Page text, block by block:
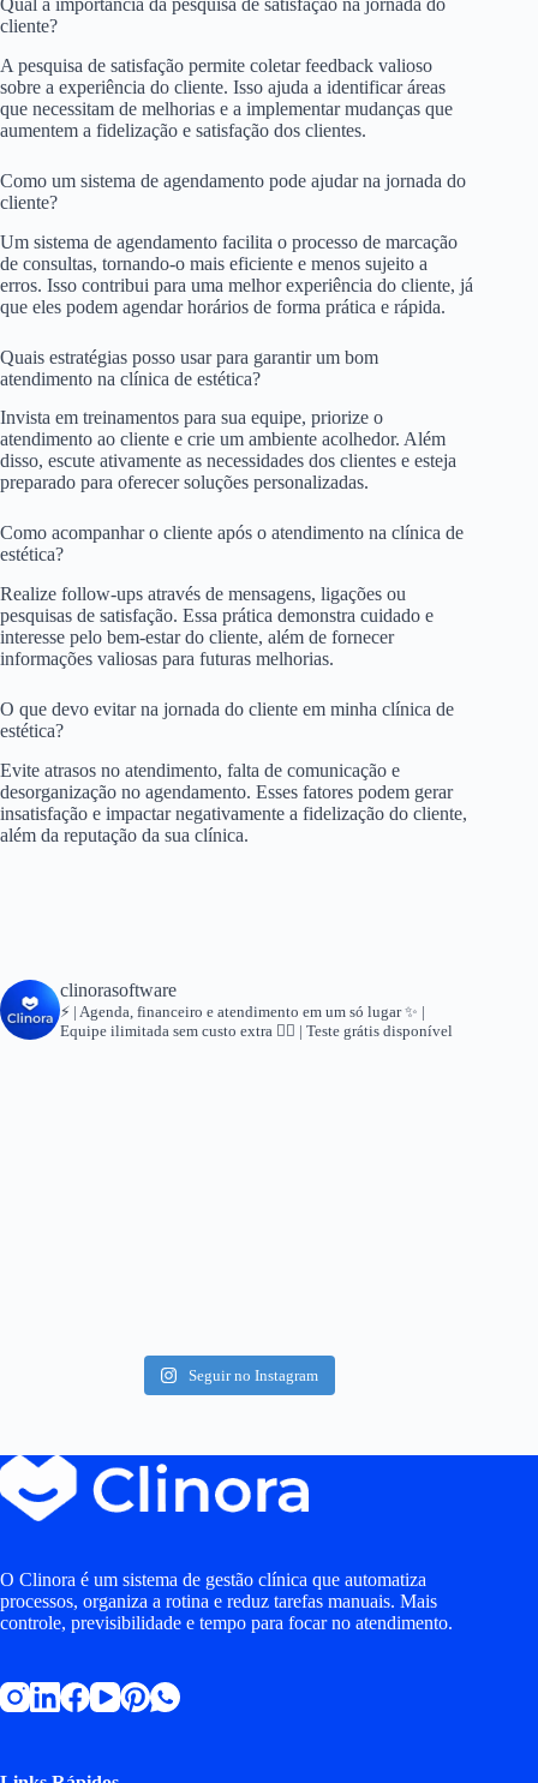
Qual a importância da pesquisa de satisfação na jornada do
cliente?
A pesquisa de satisfação permite coletar feedback valioso
sobre a experiência do cliente. Isso ajuda a identificar áreas
que necessitam de melhorias e a implementar mudanças que
aumentem a fidelização e satisfação dos clientes.
Como um sistema de agendamento pode ajudar na jornada do
cliente?
Um sistema de agendamento facilita o processo de marcação
de consultas, tornando-o mais eficiente e menos sujeito a
erros. Isso contribui para uma melhor experiência do cliente, já
que eles podem agendar horários de forma prática e rápida.
Quais estratégias posso usar para garantir um bom
atendimento na clínica de estética?
Invista em treinamentos para sua equipe, priorize o
atendimento ao cliente e crie um ambiente acolhedor. Além
disso, escute ativamente as necessidades dos clientes e esteja
preparado para oferecer soluções personalizadas.
Como acompanhar o cliente após o atendimento na clínica de
estética?
Realize follow-ups através de mensagens, ligações ou
pesquisas de satisfação. Essa prática demonstra cuidado e
interesse pelo bem-estar do cliente, além de fornecer
informações valiosas para futuras melhorias.
O que devo evitar na jornada do cliente em minha clínica de
estética?
Evite atrasos no atendimento, falta de comunicação e
desorganização no agendamento. Esses fatores podem gerar
insatisfação e impactar negativamente a fidelização do cliente,
além da reputação da sua clínica.
clinorasoftware
⚡ | Agenda, financeiro e atendimento em um só lugar✨ |
Equipe ilimitada sem custo extra 👇🏻 | Teste grátis disponível
Seguir no Instagram
O Clinora é um sistema de gestão clínica que automatiza
processos, organiza a rotina e reduz tarefas manuais. Mais
controle, previsibilidade e tempo para focar no atendimento.